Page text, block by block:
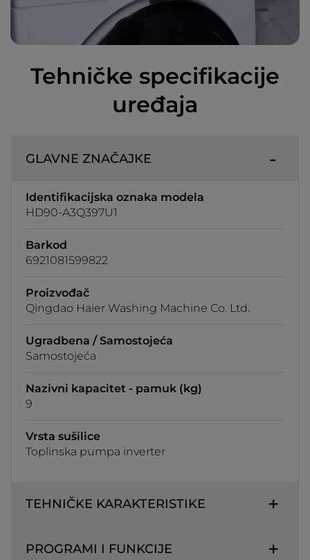
Tehničke specifikacije
uređaja
GLAVNE ZNAČAJKE
Identifikacijska oznaka modela
HD90-A3Q397U1
Barkod
6921081599822
Proizvođač
Qingdao Haier Washing Machine Co. Ltd.
Ugradbena / Samostojeća
Samostojeća
Nazivni kapacitet - pamuk (kg)
9
Vrsta sušilice
Toplinska pumpa inverter
TEHNIČKE KARAKTERISTIKE
PROGRAMI I FUNKCIJE